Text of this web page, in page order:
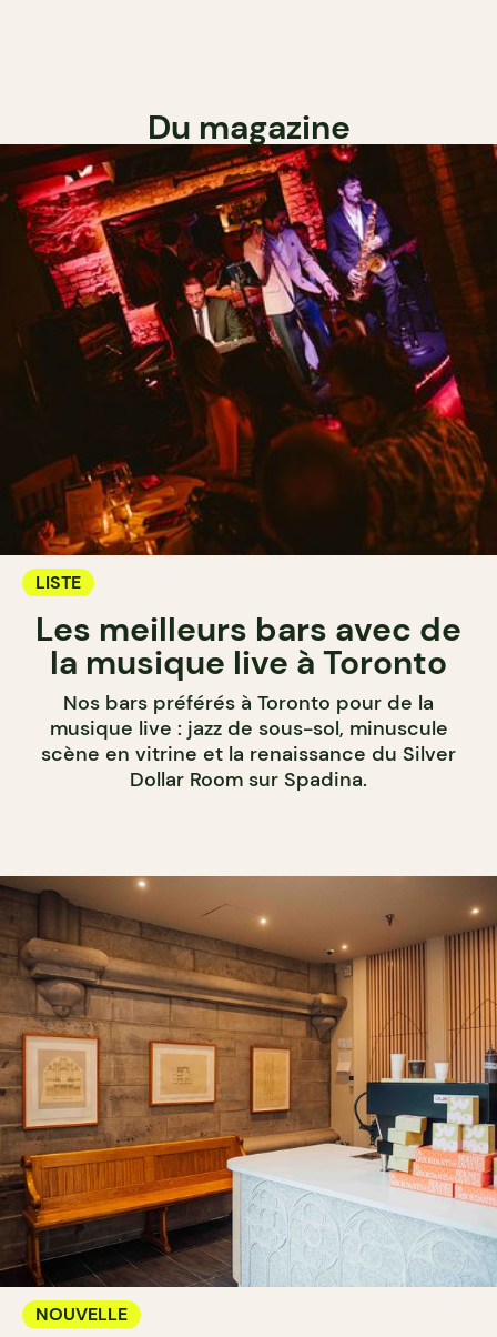
Du magazine
LISTE
Les meilleurs bars avec de
la musique live à Toronto
Nos bars préférés à Toronto pour de la
musique live : jazz de sous-sol, minuscule
scène en vitrine et la renaissance du Silver
Dollar Room sur Spadina.
NOUVELLE